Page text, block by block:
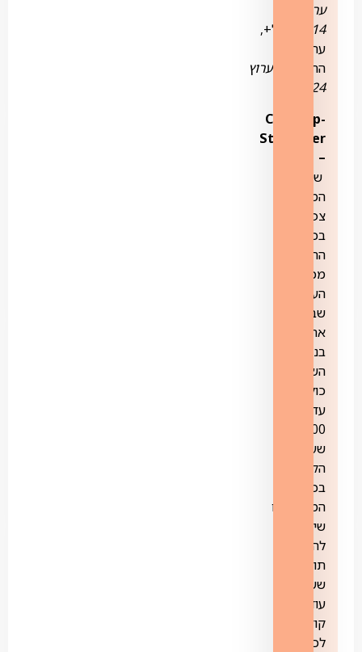
ערוץ
14,
ישראל+,
ערוץ
החינוכית
וערוץ
24.
CatchUp-
StartOver
–
שירות
המאפשר
צפייה
בכל
התכניות
מכל
הערוצים
שבוע
אחורה.
בנוסף
השירות
כולל
עד-
100
שעות
הקלטה
בכל
המכשירים
שיאפשרו
להקליט
תוכניות
ששודרו
עוד
קודם
לכן.